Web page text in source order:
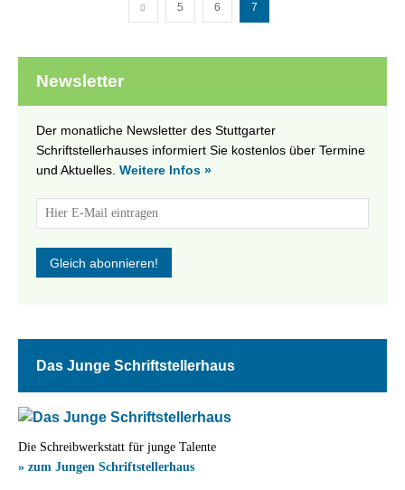
5 6 7
Newsletter
Der monatliche Newsletter des Stuttgarter
Schriftstellerhauses informiert Sie kostenlos über Termine
und Aktuelles. Weitere Infos »
Das Junge Schriftstellerhaus
Die Schreibwerkstatt für junge Talente
» zum Jungen Schriftstellerhaus